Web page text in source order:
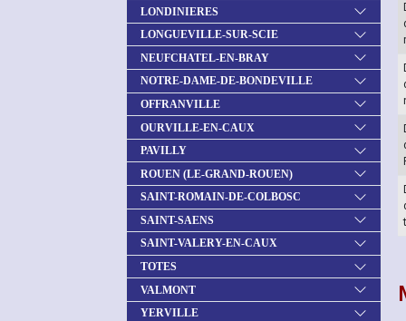
LONDINIERES
LONGUEVILLE-SUR-SCIE
NEUFCHATEL-EN-BRAY
NOTRE-DAME-DE-BONDEVILLE
OFFRANVILLE
OURVILLE-EN-CAUX
PAVILLY
ROUEN (LE-GRAND-ROUEN)
SAINT-ROMAIN-DE-COLBOSC
SAINT-SAENS
SAINT-VALERY-EN-CAUX
TOTES
VALMONT
YERVILLE